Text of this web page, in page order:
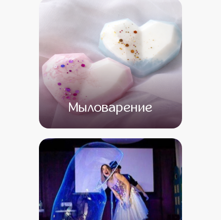
Мыловарение
от 13 500 от 1